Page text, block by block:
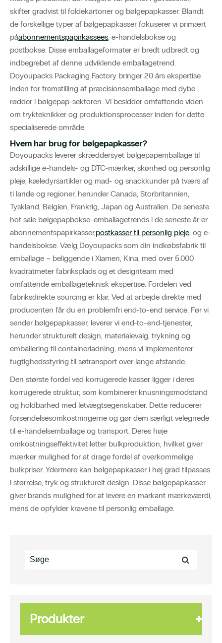
skifter gradvist til foldekartoner og bølgepapkasser. Blandt
de forskellige typer af bølgepapkasser fokuserer vi primært
påabonnementspapirkassees, e-handelsbokse og
postbokse. Disse emballageformater er bredt udbredt og
indbegrebet af denne udviklende emballagetrend.
Doyoupacks Packaging Factory bringer 20 års ekspertise
inden for fremstilling af præcisionsemballage med dybe
rødder i bølgepap-sektoren. Vi besidder omfattende viden
om trykteknikker og produktionsprocesser inden for dette
specialiserede område.
Hvem har brug for bølgepapkasser?
Doyoupacks leverer skræddersyet bølgepapemballage til
adskillige e-handels- og DTC-mærker, skønhed og personlig
pleje, kæledyrsartikler og mad- og snackkunder på tværs af
ti lande og regioner, herunder Canada, Storbritannien,
Tyskland, Belgien, Frankrig, Japan og Australien. De seneste
hot sale bølgepapbokse-emballagetrends i de seneste år er
abonnementspapirkasser,postkasser til personlig pleje, og e-
handelsbokse. Vælg Doyoupacks som din indkøbsfabrik til
emballage – beliggende i Xiamen, Kina, med over 5.000
kvadratmeter fabriksplads og et designteam med
omfattende emballageteknisk ekspertise. Fordelen ved
fabriksdirekte sourcing er klar: Ved at arbejde direkte med
producenten får du en problemfri end-to-end service. Før vi
sender bølgepapkasser, leverer vi end-to-end-tjenester,
herunder strukturelt design, materialevalg, trykning og
emballering til containerladning, mens vi implementerer
fugtighedsstyring til søtransport over lange afstande.
Den største fordel ved korrugerede kasser ligger i deres
korrugerede struktur, som kombinerer knusningsmodstand
og holdbarhed med letvægtsegenskaber. Dette reducerer
forsendelsesomkostningerne og gør dem særligt velegnede
til e-handelsemballage og transport. Deres høje
omkostningseffektivitet letter bulkproduktion, hvilket giver
mærker mulighed for at drage fordel af overkommelige
bulkpriser. Ydermere kan bølgepapkasser i høj grad tilpasses
i størrelse, tryk og strukturelt design. Disse bølgepapkasser
giver brands mulighed for at levere en markant mærkeværdi,
mens de opfylder kravene til personlig emballage.
Produkter